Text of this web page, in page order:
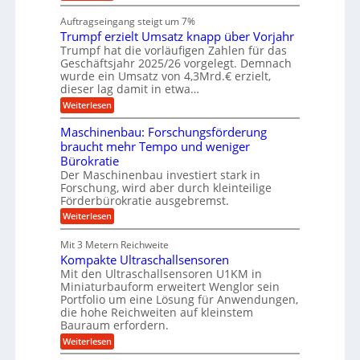
n
b
a
u
a
u
f
e
e
n
f
ü
h
r
u
n
g
e
n
B
S
C
L
w
e
i
t
e
e
n
t
w
i
c
k
e
l
W
r
t
u
n
g
s
f
r
e
e
s
H
y
b
r
i
d
-
u
g
e
l
l
a
g
e
r
Auftragseingang steigt um 7%
Trumpf erzielt Umsatz knapp über Vorjahr
Trumpf hat die vorläufigen Zahlen für das
Geschäftsjahr 2025/26 vorgelegt. Demnach
wurde ein Umsatz von 4,3Mrd.€ erzielt,
dieser lag damit in etwa…
Weiterlesen:
T
u
m
p
f
e
r
z
i
e
t
U
m
s
a
t
z
k
n
a
Maschinenbau: Forschungsförderung
braucht mehr Tempo und weniger
Bürokratie
Der Maschinenbau investiert stark in
Forschung, wird aber durch kleinteilige
Förderbürokratie ausgebremst.
Weiterlesen:
M
s
c
h
i
n
e
n
b
a
u
Mit 3 Metern Reichweite
Kompakte Ultraschallsensoren
Mit den Ultraschallsensoren U1KM in
Miniaturbauform erweitert Wenglor sein
Portfolio um eine Lösung für Anwendungen,
die hohe Reichweiten auf kleinstem
Bauraum erfordern.
Weiterlesen:
K